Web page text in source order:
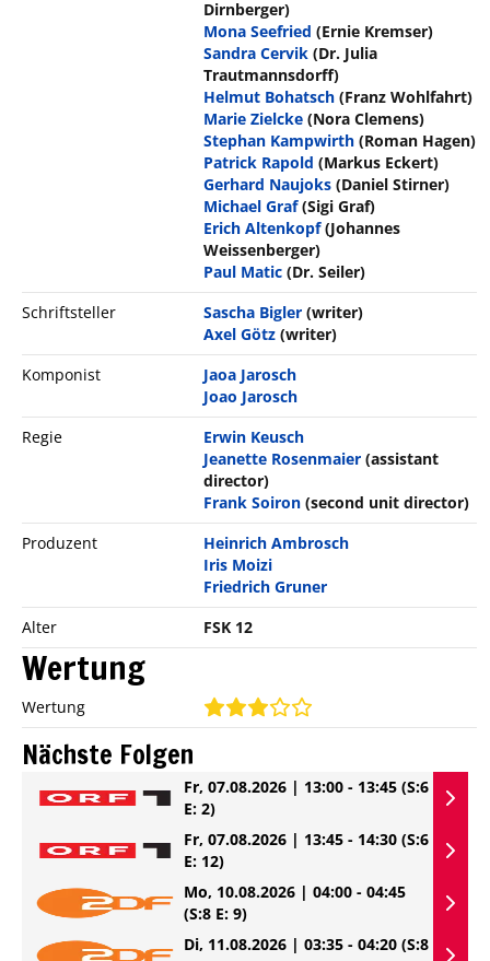
Dirnberger)
Mona Seefried (Ernie Kremser)
Sandra Cervik (Dr. Julia
Trautmannsdorff)
Helmut Bohatsch (Franz Wohlfahrt)
Marie Zielcke (Nora Clemens)
Stephan Kampwirth (Roman Hagen)
Patrick Rapold (Markus Eckert)
Gerhard Naujoks (Daniel Stirner)
Michael Graf (Sigi Graf)
Erich Altenkopf (Johannes
Weissenberger)
Paul Matic (Dr. Seiler)
Schriftsteller
Sascha Bigler (writer)
Axel Götz (writer)
Komponist
Jaoa Jarosch
Joao Jarosch
Regie
Erwin Keusch
Jeanette Rosenmaier (assistant
director)
Frank Soiron (second unit director)
Produzent
Heinrich Ambrosch
Iris Moizi
Friedrich Gruner
Alter
FSK 12
Wertung
Wertung
Nächste Folgen
Fr, 07.08.2026 | 13:00 - 13:45 (S:6
E: 2)
Fr, 07.08.2026 | 13:45 - 14:30 (S:6
E: 12)
Mo, 10.08.2026 | 04:00 - 04:45
(S:8 E: 9)
Di, 11.08.2026 | 03:35 - 04:20 (S:8